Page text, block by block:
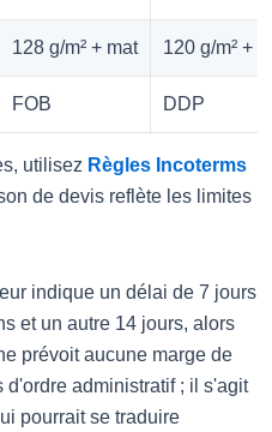
128 g/m² + mat 120 g/m² +
FOB DDP
utilisez Règles Incoterms
de devis reflète les limites
indique un délai de 7 jours
et un autre 14 jours, alors
prévoit aucune marge de
administratif ; il s'agit
pourrait se traduire